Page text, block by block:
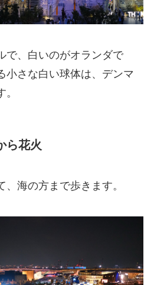
で、白いのがオランダで
小さな白い球体は、デンマ
ら花火
海の方まで歩きます。